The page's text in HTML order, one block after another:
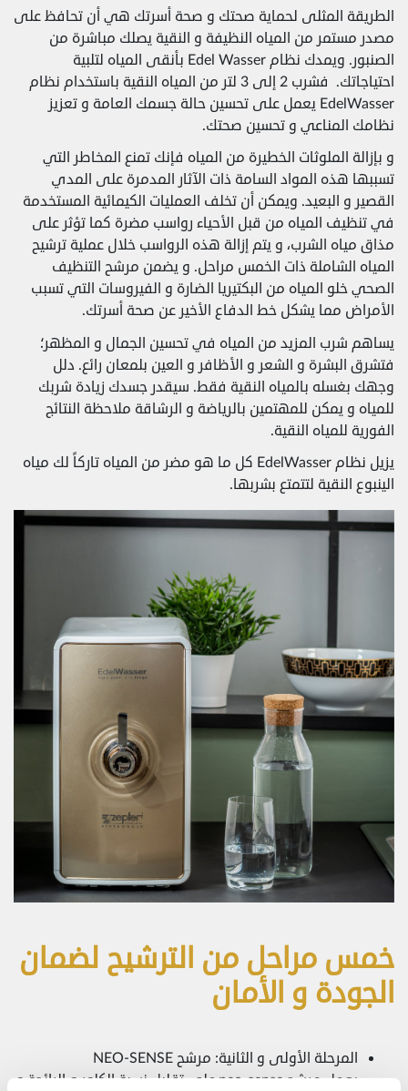
الطريقة المثلى لحماية صحتك و صحة أسرتك هي أن تحافظ على
مصدر مستمر من المياه النظيفة و النقية يصلك مباشرة من
الصنبور. ويمدك نظام Edel Wasser بأنقى المياه لتلبية
احتياجاتك. فشرب 2 إلى 3 لتر من المياه النقية باستخدام نظام
EdelWasser يعمل على تحسين حالة جسمك العامة و تعزيز
نظامك المناعي و تحسين صحتك.
و بإزالة الملوثات الخطيرة من المياه فإنك تمنع المخاطر التي
تسببها هذه المواد السامة ذات الآثار المدمرة على المدي
القصير و البعيد. ويمكن أن تخلف العمليات الكيمائية المستخدمة
في تنظيف المياه من قبل الأحياء رواسب مضرة كما تؤثر على
مذاق مياه الشرب، و يتم إزالة هذه الرواسب خلال عملية ترشيح
المياه الشاملة ذات الخمس مراحل. و يضمن مرشح التنظيف
الصحي خلو المياه من البكتيريا الضارة و الفيروسات التي تسبب
الأمراض مما يشكل خط الدفاع الأخير عن صحة أسرتك.
يساهم شرب المزيد من المياه في تحسين الجمال و المظهر؛
فتشرق البشرة و الشعر و الأظافر و العين بلمعان رائع. دلل
وجهك بغسله بالمياه النقية فقط. سيقدر جسدك زيادة شربك
للمياه و يمكن للمهتمين بالرياضة و الرشاقة ملاحظة النتائج
الفورية للمياه النقية.
يزيل نظام EdelWasser كل ما هو مضر من المياه تاركاً لك مياه
الينبوع النقية لتتمتع بشربها.
خمس مراحل من الترشيح لضمان
الجودة و الأمان
المرحلة الأولى و الثانية: مرشح NEO-SENSE
يعمل مرشح neo-sense على تقليل نسبة الكلور و الرائحة و